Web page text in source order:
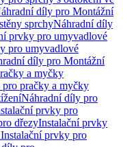
díly pro Montážní
sprchyNáhradní díly
prvky pro umyvadlové
pro umyvadlové
díly pro Montážní
a myčky
pračky a myčky
Náhradní díly pro
prvky pro
dřezyInstalační prvky
prvky pro